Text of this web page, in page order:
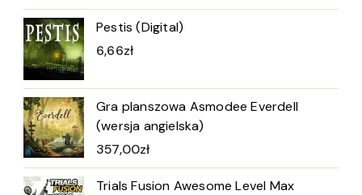
Pestis (Digital)
6,66zł
Gra planszowa Asmodee Everdell
(wersja angielska)
357,00zł
Trials Fusion Awesome Level Max